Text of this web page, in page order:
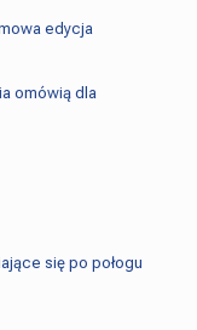
edycja
omówią dla
się po połogu